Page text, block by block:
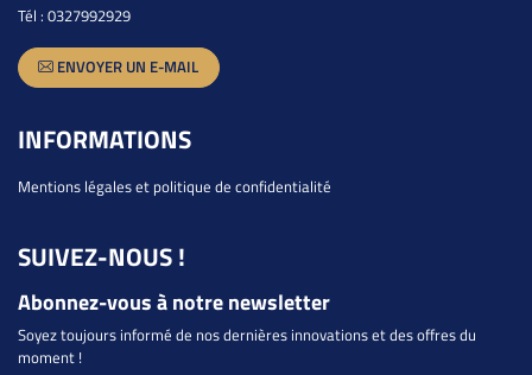
Tél : 0327992929
ENVOYER UN E-MAIL
INFORMATIONS
Mentions légales et politique de confidentialité
SUIVEZ-NOUS !
Abonnez-vous à notre newsletter
Soyez toujours informé de nos dernières innovations et des offres du
moment !